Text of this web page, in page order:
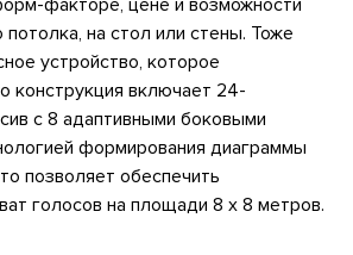
потолка, на стол или стены. Тоже
устройство, которое
конструкция включает 24-
с 8 адаптивными боковыми
формирования диаграммы
позволяет обеспечить
голосов на площади 8 x 8 метров.